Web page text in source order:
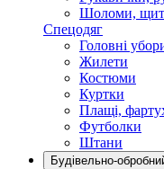
Шоломи,
Спецодяг
Головні
Жилети
Костюми
Куртки
Плащі,
Футболки
Штани
Будівельно-